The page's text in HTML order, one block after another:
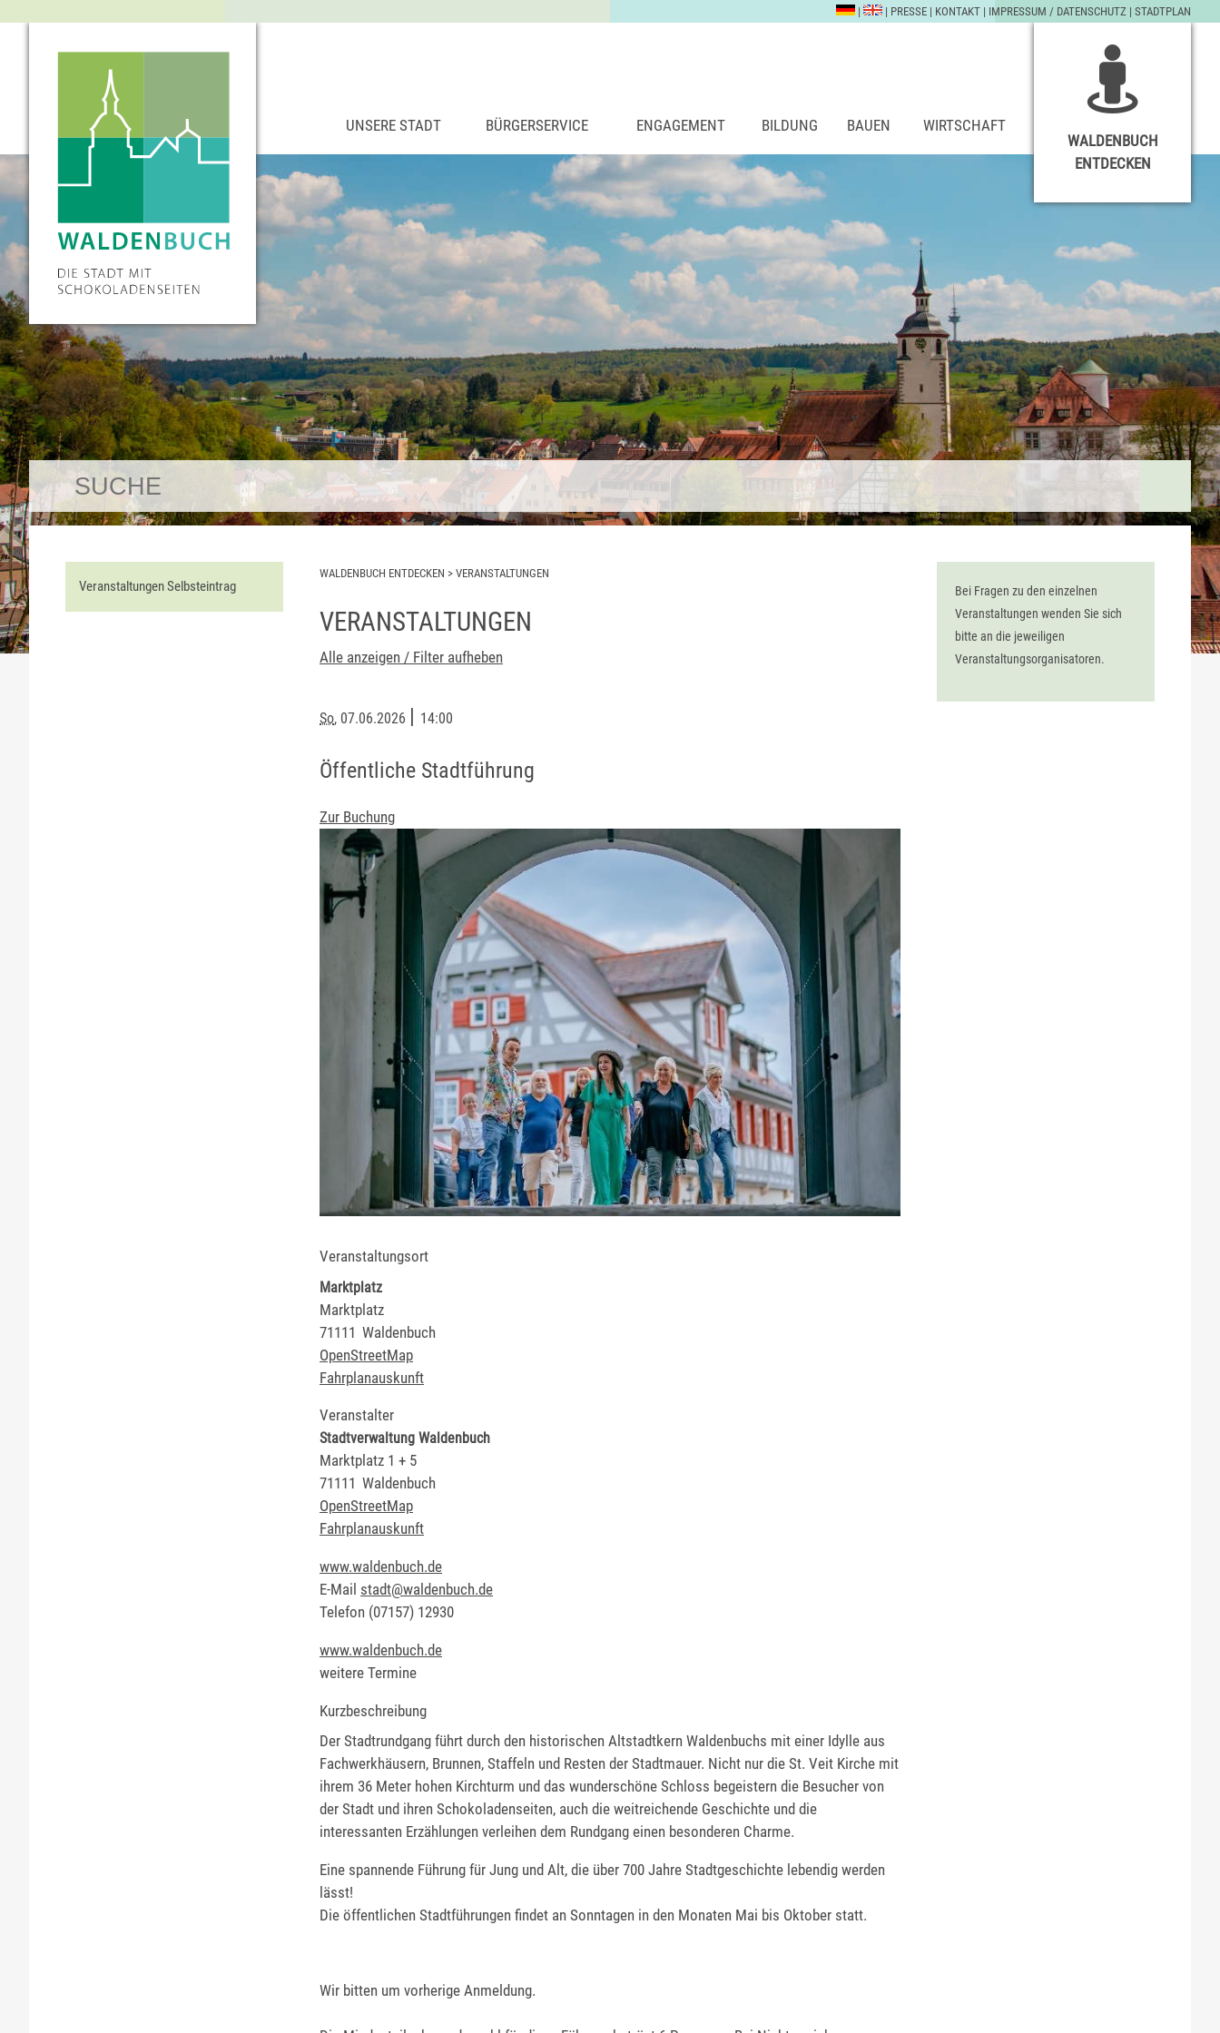
| | PRESSE | KONTAKT | IMPRESSUM / DATENSCHUTZ | STADTPLAN
UNSERE STADT BÜRGERSERVICE ENGAGEMENT BILDUNG BAUEN
WIRTSCHAFT
WALDENBUCH
ENTDECKEN
Veranstaltungen Selbsteintrag
WALDENBUCH ENTDECKEN > VERANSTALTUNGEN
VERANSTALTUNGEN
Alle anzeigen / Filter aufheben
So, 07.06.2026 | 14:00
Öffentliche Stadtführung
Zur Buchung
Veranstaltungsort
Marktplatz
Marktplatz
71111 Waldenbuch
OpenStreetMap
Fahrplanauskunft
Veranstalter
Stadtverwaltung Waldenbuch
Marktplatz 1 + 5
71111 Waldenbuch
OpenStreetMap
Fahrplanauskunft
www.waldenbuch.de
E-Mail stadt@waldenbuch.de
Telefon (07157) 12930
www.waldenbuch.de
weitere Termine
Kurzbeschreibung
Der Stadtrundgang führt durch den historischen Altstadtkern Waldenbuchs mit einer Idylle aus
Fachwerkhäusern, Brunnen, Staffeln und Resten der Stadtmauer. Nicht nur die St. Veit Kirche mit
ihrem 36 Meter hohen Kirchturm und das wunderschöne Schloss begeistern die Besucher von
der Stadt und ihren Schokoladenseiten, auch die weitreichende Geschichte und die
interessanten Erzählungen verleihen dem Rundgang einen besonderen Charme.
Eine spannende Führung für Jung und Alt, die über 700 Jahre Stadtgeschichte lebendig werden
lässt!
Die öffentlichen Stadtführungen findet an Sonntagen in den Monaten Mai bis Oktober statt.
Wir bitten um vorherige Anmeldung.
Bei Fragen zu den einzelnen
Veranstaltungen wenden Sie sich
bitte an die jeweiligen
Veranstaltungsorganisatoren.